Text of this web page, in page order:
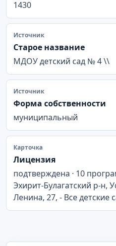
1430
Источник
Старое название
МДОУ детский сад № 4 \\
Источник
Форма собственности
муниципальный
Карточка
Лицензия
подтверждена · 10
Эхирит-Булагатский р-н,
Ленина, 27, - Все детские